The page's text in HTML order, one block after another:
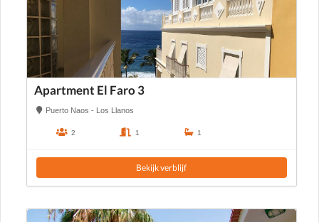
Apartment El Faro 3
Puerto Naos - Los Llanos
2 1 1
Bekijk verblijf